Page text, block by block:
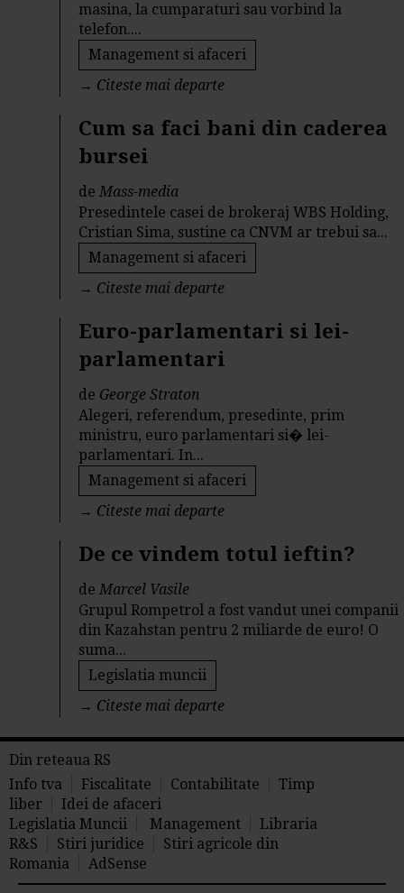
masina, la cumparaturi sau vorbind la
telefon....
Management si afaceri
→ Citeste mai departe
Cum sa faci bani din caderea
bursei
deMass-media
Presedintele casei de brokeraj WBS Holding,
Cristian Sima, sustine ca CNVM ar trebui sa...
Management si afaceri
→ Citeste mai departe
Euro-parlamentari si lei-
parlamentari
de George Straton
Alegeri, referendum, presedinte, prim
ministru, euro parlamentari si� lei-
parlamentari. In...
Management si afaceri
→ Citeste mai departe
De ce vindem totul ieftin?
deMarcel Vasile
Grupul Rompetrol a fost vandut unei companii
din Kazahstan pentru 2 miliarde de euro! O
suma...
Legislatia muncii
→ Citeste mai departe
Din reteaua RS
Info tva
Fiscalitate Contabilitate
Timp
liber
Idei de afaceri
Legislatia Muncii
Management
Libraria
R&S
Stiri juridice
Stiri agricole din
Romania
AdSense